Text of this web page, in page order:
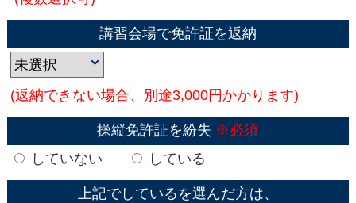
講習会場で免許証を返納
(返納できない場合、別途3,000円かかります)
操縦免許証を紛失 ※必須
していない
している
上記でしているを選んだ方は、